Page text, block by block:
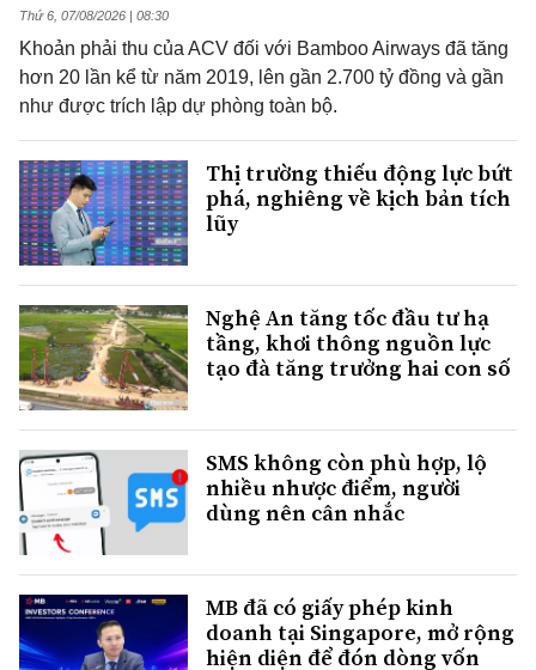
Thứ 6, 07/08/2026 | 08:30
Khoản phải thu của ACV đối với Bamboo Airways đã tăng
hơn 20 lần kể từ năm 2019, lên gần 2.700 tỷ đồng và gần
như được trích lập dự phòng toàn bộ.
Thị trường thiếu động lực bứt
phá, nghiêng về kịch bản tích
lũy
Nghệ An tăng tốc đầu tư hạ
tầng, khơi thông nguồn lực
tạo đà tăng trưởng hai con số
SMS không còn phù hợp, lộ
nhiều nhược điểm, người
dùng nên cân nhắc
MB đã có giấy phép kinh
doanh tại Singapore, mở rộng
hiện diện để đón dòng vốn